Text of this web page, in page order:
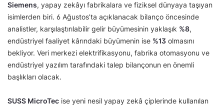
Siemens, yapay zekâyı fabrikalara ve fiziksel dünyaya taşıyan
isimlerden biri. 6 Ağustos’ta açıklanacak bilanço öncesinde
analistler, karşılaştırılabilir gelir büyümesinin yaklaşık %8,
endüstriyel faaliyet kârındaki büyümenin ise %13 olmasını
bekliyor. Veri merkezi elektrifikasyonu, fabrika otomasyonu ve
endüstriyel yazılım tarafındaki talep bilançonun en önemli
başlıkları olacak.
SUSS MicroTec ise yeni nesil yapay zekâ çiplerinde kullanılan